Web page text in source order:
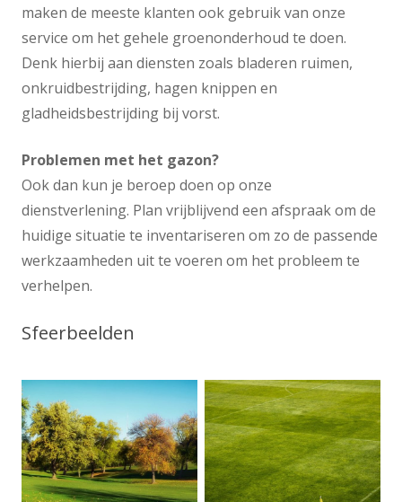
maken de meeste klanten ook gebruik van onze
service om het gehele groenonderhoud te doen.
Denk hierbij aan diensten zoals bladeren ruimen,
onkruidbestrijding, hagen knippen en
gladheidsbestrijding bij vorst.
Problemen met het gazon?
Ook dan kun je beroep doen op onze
dienstverlening. Plan vrijblijvend een afspraak om de
huidige situatie te inventariseren om zo de passende
werkzaamheden uit te voeren om het probleem te
verhelpen.
Sfeerbeelden